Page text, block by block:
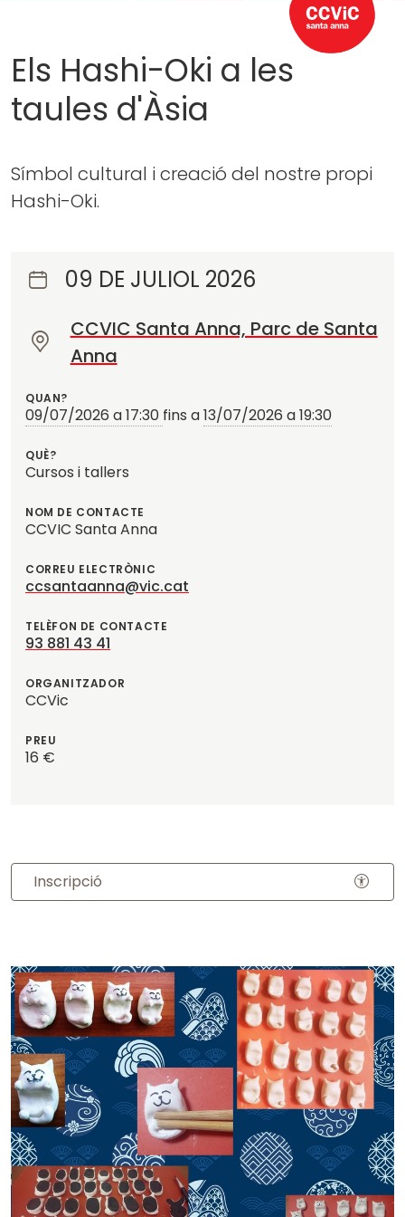
Els Hashi-Oki a les
taules d'Àsia
Símbol cultural i creació del nostre propi
Hashi-Oki.
09 DE JULIOL 2026
O
?
CCVIC Santa Anna, Parc de Santa
Anna
QUAN?
09/07/2026 a 17:30 fins a13/07/2026 a 19:30
QUÈ?
Cursos i tallers
NOM DE CONTACTE
CCVIC Santa Anna
CORREU ELECTRÒNIC
ccsantaanna@vic.cat
TELÈFON DE CONTACTE
93 881 43 41
ORGANITZADOR
CCVic
PREU
16 €
Inscripció